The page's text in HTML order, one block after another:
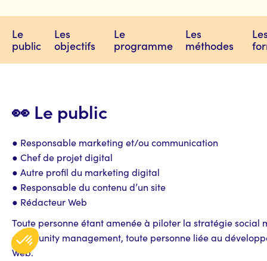
Le
public
Les
objectifs
Le
programme
Les
méthodes
👀 Le public
● Responsable marketing et/ou communication
● Chef de projet digital
● Autre profil du marketing digital
● Responsable du contenu d’un site
● Rédacteur Web
Toute personne étant amenée à piloter la stratégie social
community management, toute personne liée au
Web.